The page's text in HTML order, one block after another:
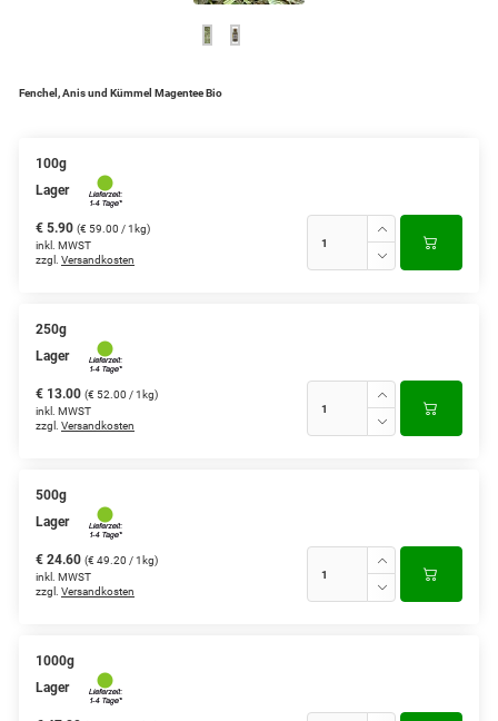
Fenchel, Anis und Kümmel Magentee Bio
100g
Lager
€ 5.90 (€ 59.00 / 1kg)
inkl. MWST
zzgl. Versandkosten
250g
Lager
€ 13.00 (€ 52.00 / 1kg)
inkl. MWST
zzgl. Versandkosten
500g
Lager
€ 24.60 (€ 49.20 / 1kg)
inkl. MWST
zzgl. Versandkosten
1000g
Lager